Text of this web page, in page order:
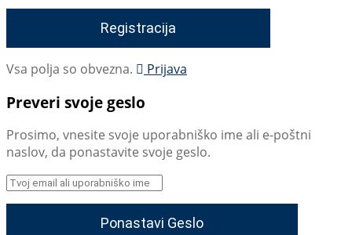
Vsa polja so obvezna. Prijava
Preveri svoje geslo
Prosimo, vnesite svoje uporabniško ime ali e-poštni
naslov, da ponastavite svoje geslo.